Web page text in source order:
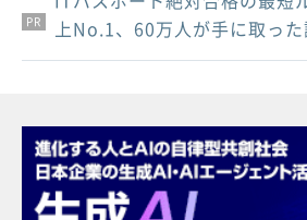
PR
PR
PR
上No.1、60万人が手に取っ